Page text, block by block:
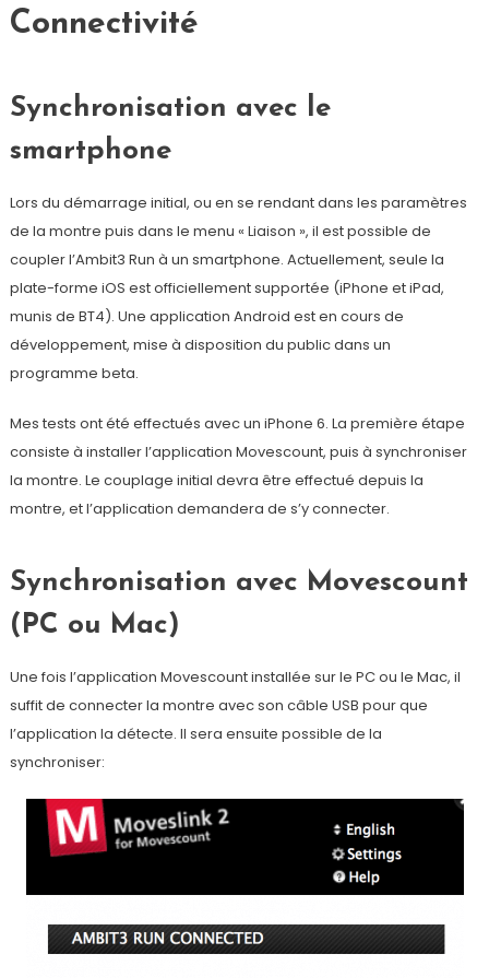
Connectivité
Synchronisation avec le
smartphone
Lors du démarrage initial, ou en se rendant dans les paramètres
de la montre puis dans le menu « Liaison », il est possible de
coupler l’Ambit3 Run à un smartphone. Actuellement, seule la
plate-forme iOS est officiellement supportée (iPhone et iPad,
munis de BT4). Une application Android est en cours de
développement, mise à disposition du public dans un
programme beta.
Mes tests ont été effectués avec un iPhone 6. La première étape
consiste à installer l’application Movescount, puis à synchroniser
la montre. Le couplage initial devra être effectué depuis la
montre, et l’application demandera de s’y connecter.
Synchronisation avec Movescount
(PC ou Mac)
Une fois l’application Movescount installée sur le PC ou le Mac, il
suffit de connecter la montre avec son câble USB pour que
l’application la détecte. Il sera ensuite possible de la
synchroniser: